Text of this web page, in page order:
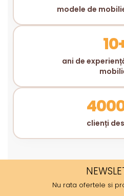
modele de
ani de
clienți
Nu rata ofertele si